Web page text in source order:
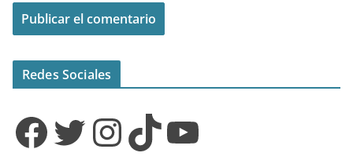
Redes Sociales
Facebook Twitter InstagramTikTok YouTube